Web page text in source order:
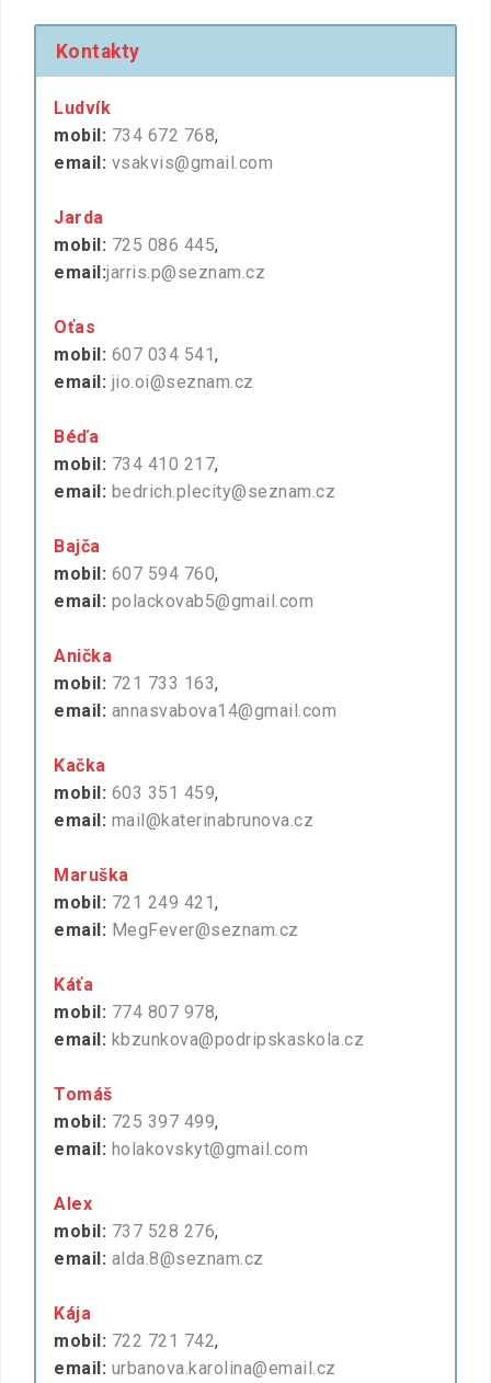
Kontakty
Ludvík
mobil: 734 672 768,
email: vsakvis@gmail.com
Jarda
mobil: 725 086 445,
email:jarris.p@seznam.cz
Oťas
mobil: 607 034 541,
email: jio.oi@seznam.cz
Béďa
mobil: 734 410 217,
email: bedrich.plecity@seznam.cz
Bajča
mobil: 607 594 760,
email: polackovab5@gmail.com
Anička
mobil: 721 733 163,
email: annasvabova14@gmail.com
Kačka
mobil: 603 351 459,
email: mail@katerinabrunova.cz
Maruška
mobil: 721 249 421,
email: MegFever@seznam.cz
Káťa
mobil: 774 807 978,
email: kbzunkova@podripskaskola.cz
Tomáš
mobil: 725 397 499,
email: holakovskyt@gmail.com
Alex
mobil: 737 528 276,
email: alda.8@seznam.cz
Kája
mobil: 722 721 742,
email: urbanova.karolina@email.cz